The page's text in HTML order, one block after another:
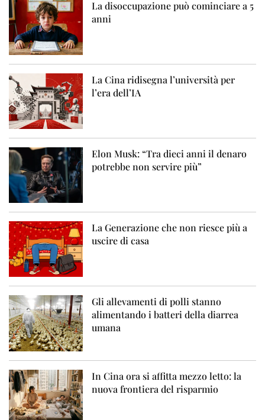
La disoccupazione può cominciare a 5
anni
La Cina ridisegna l’università per
l’era dell’IA
Elon Musk: “Tra dieci anni il denaro
potrebbe non servire più”
La Generazione che non riesce più a
uscire di casa
Gli allevamenti di polli stanno
alimentando i batteri della diarrea
umana
In Cina ora si affitta mezzo letto: la
nuova frontiera del risparmio